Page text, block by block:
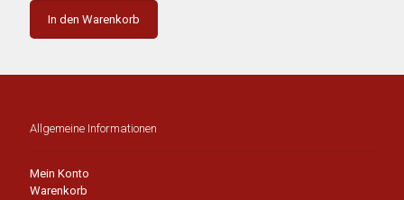
In den Warenkorb
Allgemeine Informationen
Mein Konto
Warenkorb